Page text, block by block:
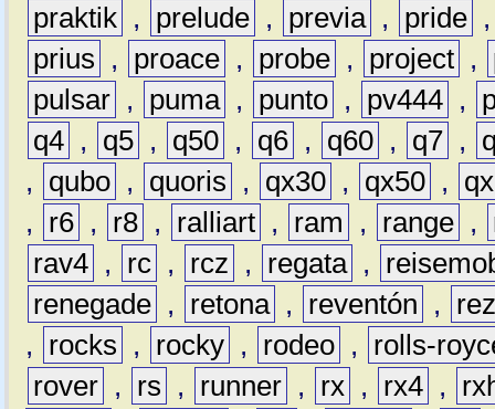
praktik , prelude , previa , pride
prius
, proace , probe , project ,
pulsar , puma , punto , pv444 ,
q4 , q5 , q50 , q6 , q60 , q7 ,
,
qubo , quoris , qx30 , qx50 ,
,
r6 , r8 , ralliart , ram , range ,
rav4 , rc , rcz , regata ,
renegade , retona , reventón ,
,
rocks , rocky , rodeo ,
rolls-
rover , rs , runner , rx , rx4 ,